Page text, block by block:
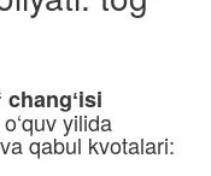
yilida
qabul kvotalari: